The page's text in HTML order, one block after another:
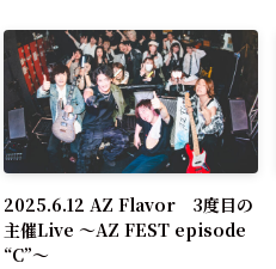
2025.6.12 AZ Flavor 3度目の
主催Live 〜AZ FEST episode
“C”〜